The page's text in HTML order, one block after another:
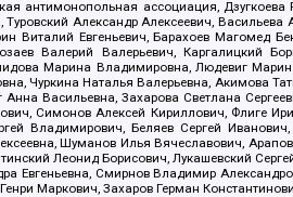
антимонопольная ассоциация, Дзугкоева
Александр Алексеевич, Васильева
Виталий Евгеньевич, Барахоев Магомед
Валерий Валерьевич, Каргалицкий
Марина Владимировна, Людевиг
Чуркина Наталья Валерьевна, Акимова
Васильевна, Захарова Светлана
Симонов Алексей Кириллович, Флиге
Владимирович, Беляев Сергей Иванович,
Шуманов Илья Вячеславович,
Леонид Борисович, Лукашевский
Евгеньевна, Смирнов Владимир
Маркович, Захаров Герман